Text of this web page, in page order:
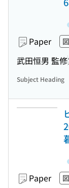
Paper
武田恒男 監修
Subject Heading
Paper